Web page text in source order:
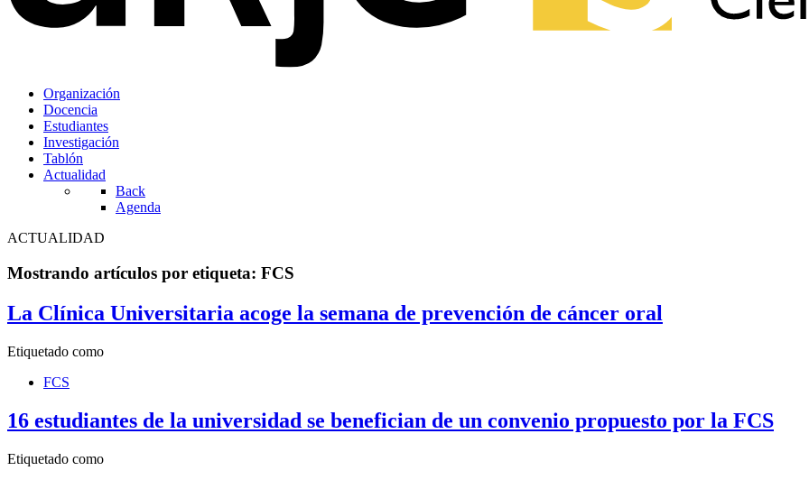
Organización
Docencia
Estudiantes
Investigación
Tablón
Actualidad
Back
Agenda
ACTUALIDAD
Mostrando artículos por etiqueta: FCS
La Clínica Universitaria acoge la semana de prevención de cáncer oral
Etiquetado como
FCS
16 estudiantes de la universidad se benefician de un convenio propuesto por la FCS
Etiquetado como